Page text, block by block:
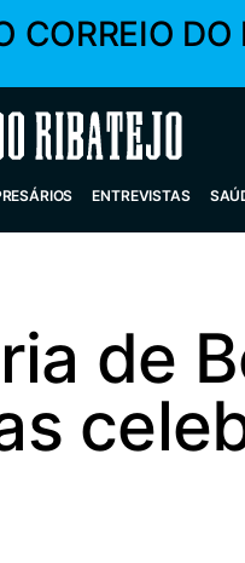
CORREIO DO
ENTREVISTAS
de